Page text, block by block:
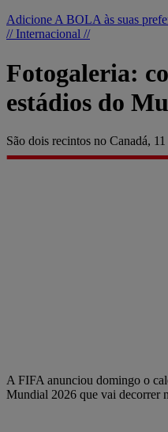
Adicione A BOLA às suas
// Internacional //
Fotogaleria:
estádios do
São dois recintos no Canadá,
A FIFA anunciou domingo o
Mundial 2026 que vai decorrer